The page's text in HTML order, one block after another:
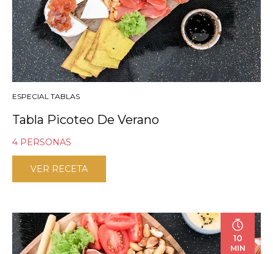
ESPECIAL TABLAS
Tabla Picoteo De Verano
4 PERSONAS
VER RECETA
10
MIN